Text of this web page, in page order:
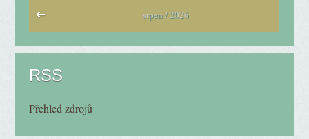
srpen / 2026
RSS
Přehled zdrojů